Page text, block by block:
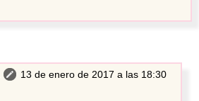
13 de enero de 2017 a las 18:30